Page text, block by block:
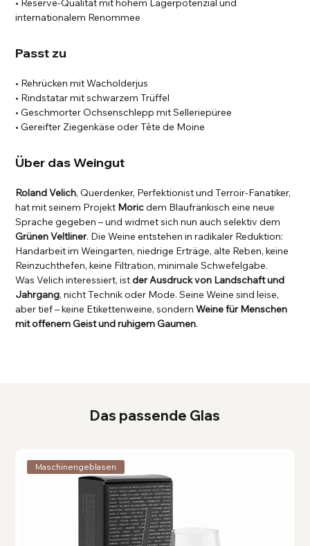
Das passende Glas
Maschinengeblasen
• Reserve-Qualität mit hohem Lagerpotenzial und
internationalem Renommee
Passt zu
• Rehrücken mit Wacholderjus
• Rindstatar mit schwarzem Trüffel
• Geschmorter Ochsenschlepp mit Selleriepüree
• Gereifter Ziegenkäse oder Tête de Moine
Über das Weingut
Roland Velich, Querdenker, Perfektionist und Terroir-Fanatiker,
hat mit seinem Projekt Moricdem Blaufränkisch eine neue
Sprache gegeben – und widmet sich nun auch selektiv dem
Grünen Veltliner. Die Weine entstehen in radikaler Reduktion:
Handarbeit im Weingarten, niedrige Erträge, alte Reben, keine
Reinzuchthefen, keine Filtration, minimale Schwefelgabe.
Was Velich interessiert, istder Ausdruck von Landschaft und
Jahrgang, nicht Technik oder Mode. Seine Weine sind leise,
aber tief – keine Etikettenweine, sondernWeine für Menschen
mit offenem Geist und ruhigem Gaumen.